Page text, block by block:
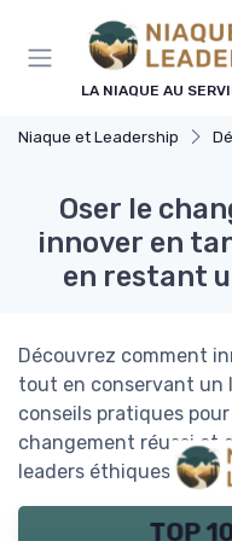
LA NIAQUE AU
Niaque et Leadership
Oser le
innover en
en restant
Découvrez comment
tout en conservant un
conseils pratiques
changement réussi et
leaders éthiques
TOP